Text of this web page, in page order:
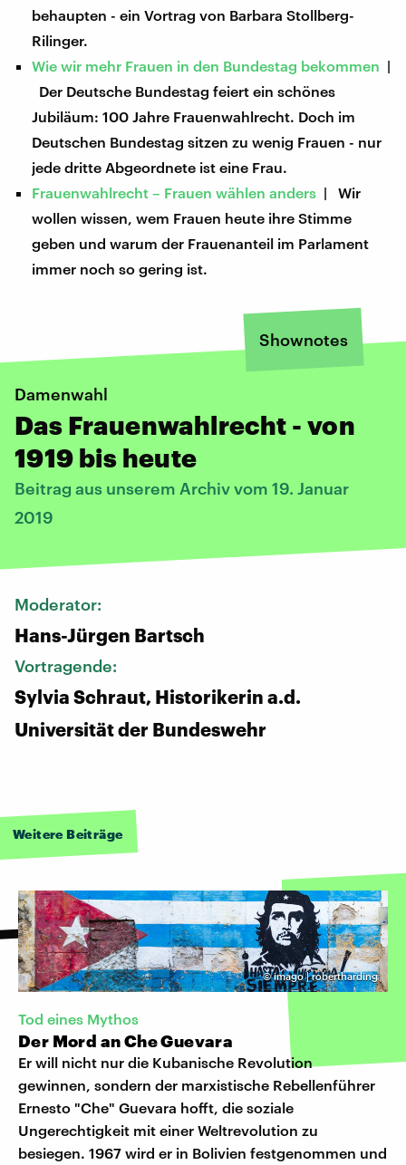
behaupten - ein Vortrag von Barbara Stollberg-
Rilinger.
Wie wir mehr Frauen in den Bundestag bekommen |
Der Deutsche Bundestag feiert ein schönes
Jubiläum: 100 Jahre Frauenwahlrecht. Doch im
Deutschen Bundestag sitzen zu wenig Frauen - nur
jede dritte Abgeordnete ist eine Frau.
Frauenwahlrecht – Frauen wählen anders | Wir
wollen wissen, wem Frauen heute ihre Stimme
geben und warum der Frauenanteil im Parlament
immer noch so gering ist.
Shownotes
Damenwahl
Das Frauenwahlrecht - von
1919 bis heute
Beitrag aus unserem Archiv vom 19. Januar
2019
Moderator:
Hans-Jürgen Bartsch
Vortragende:
Sylvia Schraut, Historikerin a.d.
Universität der Bundeswehr
Weitere Beiträge
©imago | robertharding
Tod eines Mythos
Der Mord an Che Guevara
Er will nicht nur die Kubanische Revolution
gewinnen, sondern der marxistische Rebellenführer
Ernesto "Che" Guevara hofft, die soziale
Ungerechtigkeit mit einer Weltrevolution zu
besiegen. 1967 wird er in Bolivien festgenommen und